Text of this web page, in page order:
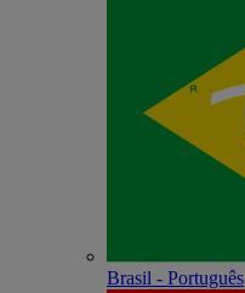
Brasil - Português